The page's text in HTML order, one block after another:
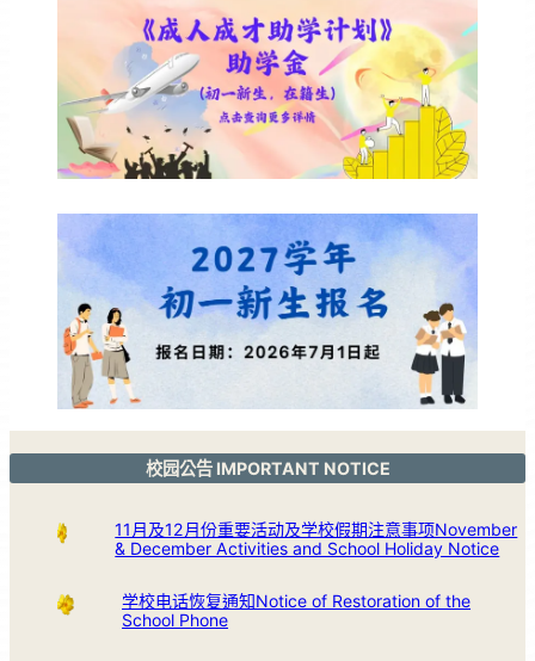
校园公告 IMPORTANT NOTICE
11月及12月份重要活动及学校假期注意事项November
& December Activities and School Holiday Notice
学校电话恢复通知Notice of Restoration of the
School Phone